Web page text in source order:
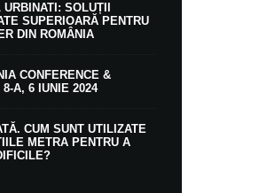
SOLUȚII
SUPERIOARĂ PENTRU
DIN ROMÂNIA
CONFERENCE &
A, 6 IUNIE 2024
CUM SUNT UTILIZATE
METRA PENTRU A